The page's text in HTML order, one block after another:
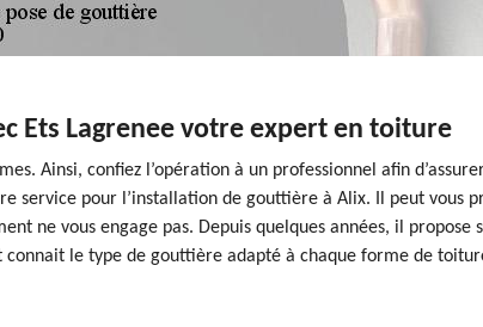
Ets Lagrenee votre expert en toiture
Ainsi, confiez l’opération à un professionnel afin
service pour l’installation de gouttière à Alix. Il peut vous
ne vous engage pas. Depuis quelques années, il propose
le type de gouttière adapté à chaque forme de